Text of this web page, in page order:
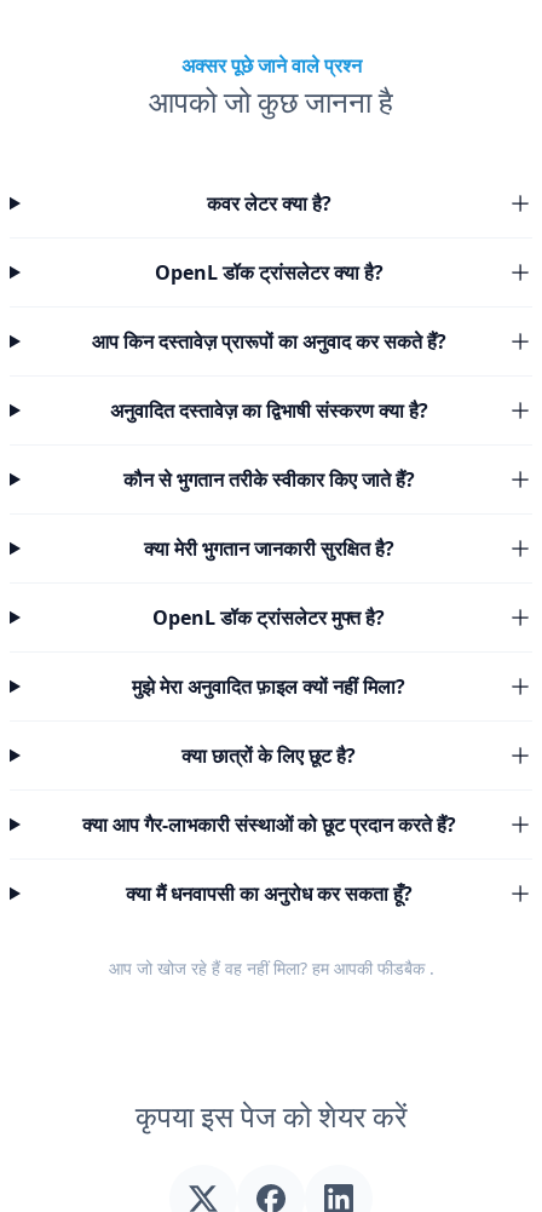
अक्सर पूछे जाने वाले प्रश्न
आपको जो कुछ जानना है
कवर लेटर क्या है?
OpenL डॉक ट्रांसलेटर क्या है?
आप किन दस्तावेज़ प्रारूपों का अनुवाद कर सकते हैं?
अनुवादित दस्तावेज़ का द्विभाषी संस्करण क्या है?
कौन से भुगतान तरीके स्वीकार किए जाते हैं?
क्या मेरी भुगतान जानकारी सुरक्षित है?
OpenL डॉक ट्रांसलेटर मुफ्त है?
मुझे मेरा अनुवादित फ़ाइल क्यों नहीं मिला?
क्या छात्रों के लिए छूट है?
क्या आप गैर-लाभकारी संस्थाओं को छूट प्रदान करते हैं?
क्या मैं धनवापसी का अनुरोध कर सकता हूँ?
आप जो खोज रहे हैं वह नहीं मिला? हम आपकी फीडबैक.
कृपया इस पेज को शेयर करें